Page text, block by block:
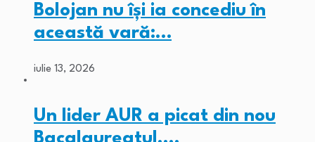
Bolojan nu își ia concediu în
această vară:…
iulie 13, 2026
Un lider AUR a picat din nou
Bacalaureatul.…